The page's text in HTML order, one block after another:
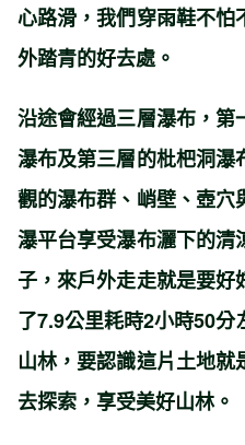
心路滑，我們穿雨鞋不怕
外踏青的好去處。
沿途會經過三層瀑布，
瀑布及第三層的枇杷洞
觀的瀑布群、峭壁、壺
瀑平台享受瀑布灑下的
子，來戶外走走就是要
了7.9公里耗時2小時50
山林，要認識這片土地
去探索，享受美好山林。